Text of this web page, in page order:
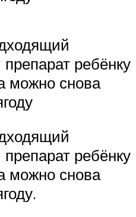
ребёнку
можно снова
ребёнку
можно снова